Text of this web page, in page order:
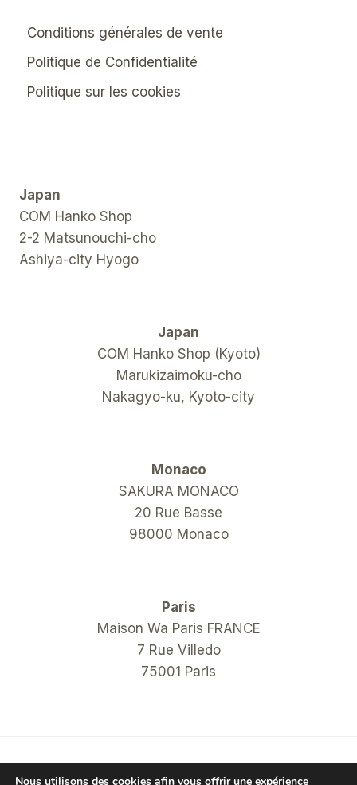
Conditions générales de vente
Politique de Confidentialité
Politique sur les cookies
Japan
COM Hanko Shop
2-2 Matsunouchi-cho
Ashiya-city Hyogo
Japan
COM Hanko Shop (Kyoto)
Marukizaimoku-cho
Nakagyo-ku, Kyoto-city
Monaco
SAKURA MONACO
20 Rue Basse
98000 Monaco
Paris
Maison Wa Paris FRANCE
7 Rue Villedo
75001 Paris
© 2026 COM Hanko Shop
Nous utilisons des cookies afin vous offrir une expérience